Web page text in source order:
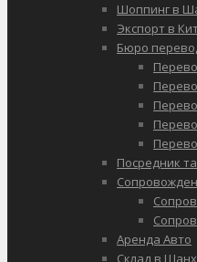
Шоппинг в
Экспорт в
Бюро
Посредник
Аренда Авто
Склад в